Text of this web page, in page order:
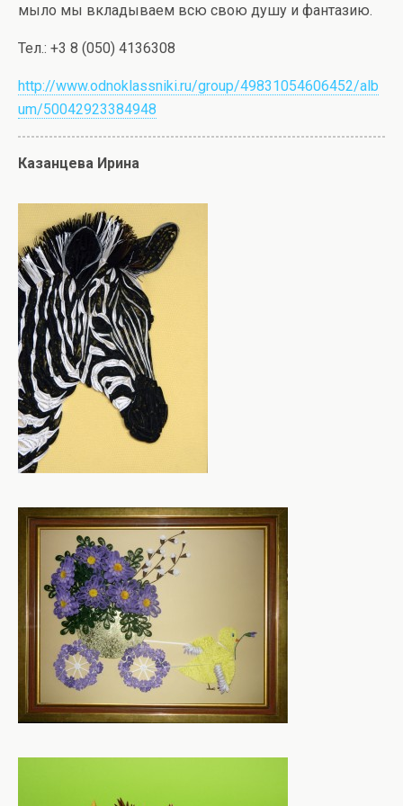
мыло мы вкладываем всю свою душу и фантазию.
Тел.: +3 8 (050) 4136308
http://www.odnoklassniki.ru/group/49831054606452/alb
um/50042923384948
Казанцева Ирина